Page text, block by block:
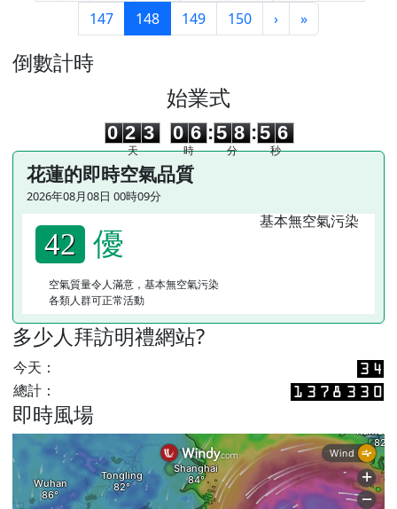
147
148(目前頁次)
149 150 ›下一頁
»最後頁
左邊區域內容
倒數計時
始業式
0 2 3
天
0
0
6
6
時
:
5
5 8
分
:5 5
6
秒
花蓮的即時空氣品質
2026年08月08日 00時09分
42 優
空氣質量令人滿意，基本無空氣污染
各類人群可正常活動
多少人拜訪明禮網站?
今天：
總計：
即時風場